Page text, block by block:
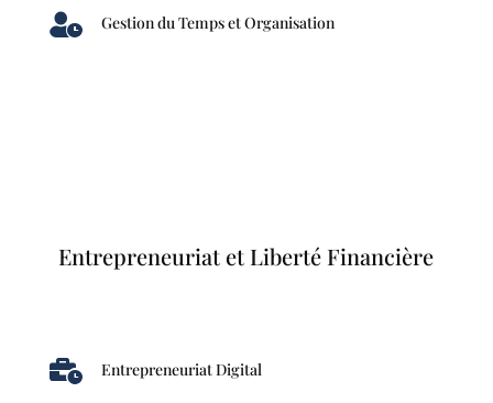
 Gestion du Temps et Organisation
Entrepreneuriat et Liberté Financière
 Entrepreneuriat Digital